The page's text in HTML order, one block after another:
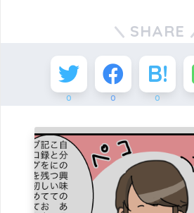
SHARE
0 0 0